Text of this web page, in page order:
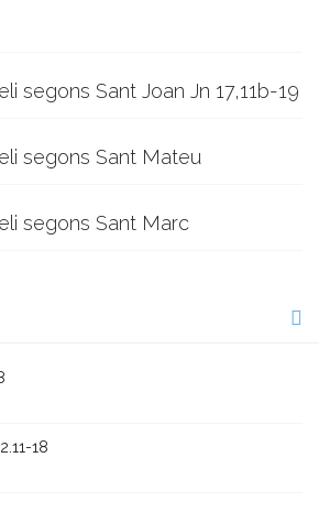
segons Sant Joan Jn 17,11b-19
segons Sant Mateu
segons Sant Marc
18